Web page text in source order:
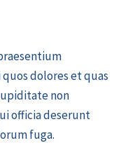
dolores et quas
non
officia deserunt
fuga.